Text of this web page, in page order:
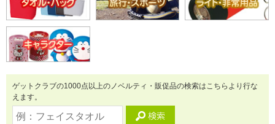
ゲットクラブの1000点以上のノベルティ・販促品の検索はこちらより行な
えます。